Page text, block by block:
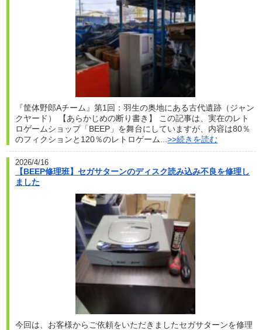
『筐体野郎Aチーム』第1回：羽生の奥地にある古代遺跡（ジャン
クヤード） 【あらかじめの断り書き】 この記事は、実在のレト
ロゲームショップ「BEEP」を舞台にしていますが、内容は80％
のフィクションと120％のレトロゲーム...>>続きを読む
2026/4/16
【BEEP修理班】セガサターンのディスク読み込み不良を修理し
ました
今回は、お客様からご依頼をいただきましたセガサターンを修理